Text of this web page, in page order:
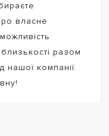
власне
близькості разом
нашої компанії.